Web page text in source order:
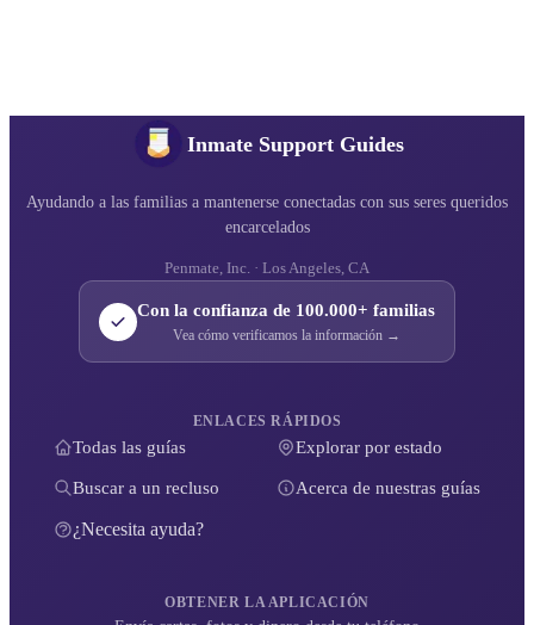
Inmate Support Guides
Ayudando a las familias a mantenerse conectadas con sus seres queridos
encarcelados
Penmate, Inc. · Los Angeles, CA
Con la confianza de 100.000+ familias
Vea cómo verificamos la información →
ENLACES RÁPIDOS
Todas las guías Explorar por estado
Buscar a un recluso Acerca de nuestras guías
¿Necesita ayuda?
OBTENER LA APLICACIÓN